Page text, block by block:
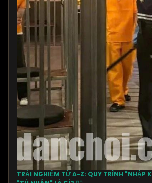
TRẢI NGHIỆM TỪ A-Z: QUY TRÌNH "NHẬP